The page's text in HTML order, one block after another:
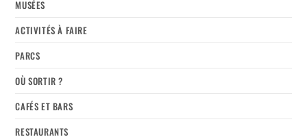
MUSÉES
ACTIVITÉS À FAIRE
PARCS
OÙ SORTIR ?
CAFÉS ET BARS
RESTAURANTS